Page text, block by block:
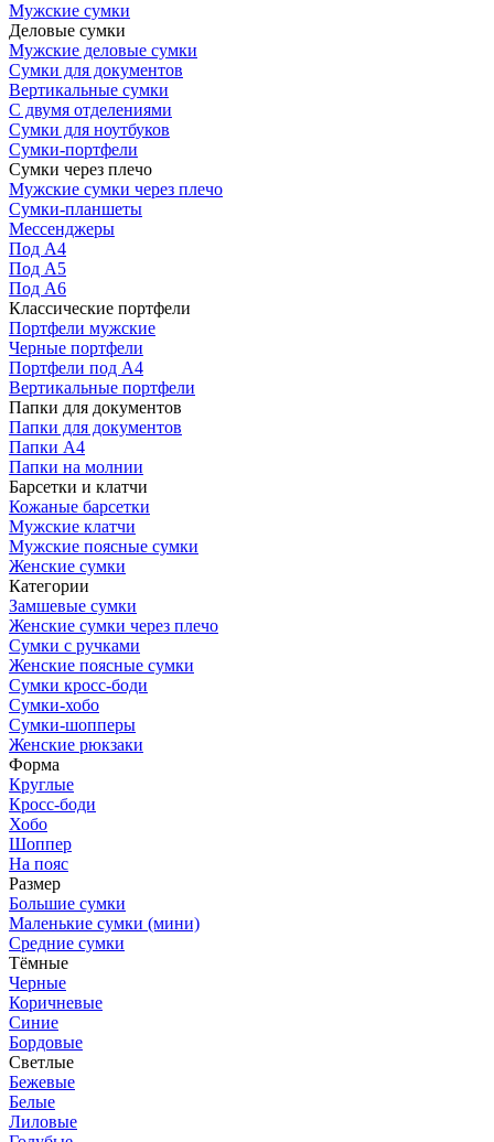
Мужские сумки
Деловые сумки
Мужские деловые сумки
Сумки для документов
Вертикальные сумки
С двумя отделениями
Сумки для ноутбуков
Сумки-портфели
Сумки через плечо
Мужские сумки через плечо
Сумки-планшеты
Мессенджеры
Под А4
Под А5
Под А6
Классические портфели
Портфели мужские
Черные портфели
Портфели под А4
Вертикальные портфели
Папки для документов
Папки для документов
Папки А4
Папки на молнии
Барсетки и клатчи
Кожаные барсетки
Мужские клатчи
Мужские поясные сумки
Женские сумки
Категории
Замшевые сумки
Женские сумки через плечо
Сумки с ручками
Женские поясные сумки
Сумки кросс-боди
Сумки-хобо
Сумки-шопперы
Женские рюкзаки
Форма
Круглые
Кросс-боди
Хобо
Шоппер
На пояс
Размер
Большие сумки
Маленькие сумки (мини)
Средние сумки
Тёмные
Черные
Коричневые
Синие
Бордовые
Светлые
Бежевые
Белые
Лиловые